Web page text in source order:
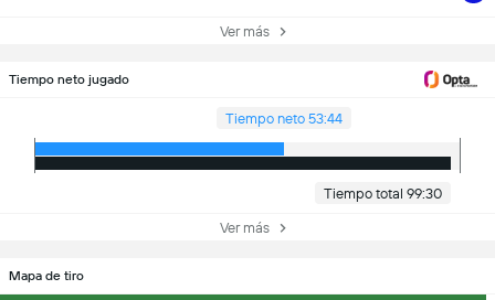
Ver más
Tiempo neto jugado
Tiempo neto 53:44
Tiempo total 99:30
Ver más
Mapa de tiro